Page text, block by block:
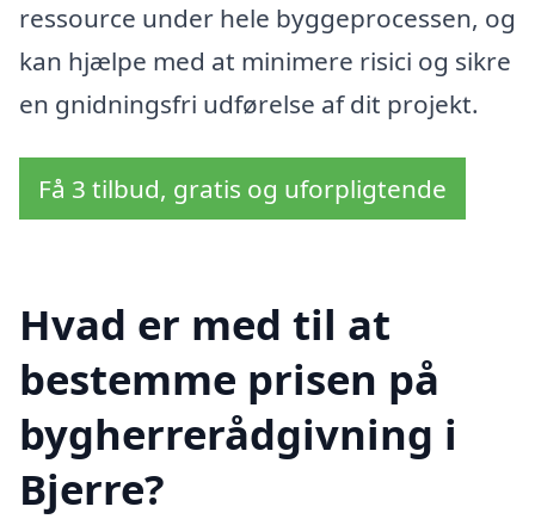
ressource under hele byggeprocessen, og
kan hjælpe med at minimere risici og sikre
en gnidningsfri udførelse af dit projekt.
Få 3 tilbud, gratis og uforpligtende
Hvad er med til at
bestemme prisen på
bygherrerådgivning i
Bjerre?